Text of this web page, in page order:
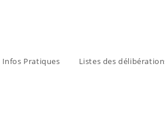
Infos Pratiques Listes des